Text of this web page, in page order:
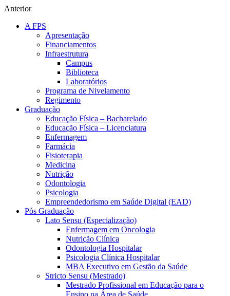
Anterior
A FPS
Apresentação
Financiamentos
Infraestrutura
Campus
Biblioteca
Laboratórios
Programa de Nivelamento
Regimento
Graduação
Educação Física – Bacharelado
Educação Física – Licenciatura
Enfermagem
Farmácia
Fisioterapia
Medicina
Nutrição
Odontologia
Psicologia
Empreendedorismo em Saúde Digital (EAD)
Pós Graduação
Lato Sensu (Especialização)
Enfermagem em Oncologia
Nutrição Clínica
Odontologia Hospitalar
Psicologia Clínica Hospitalar
MBA Executivo em Gestão da Saúde
Stricto Sensu (Mestrado)
Mestrado Profissional em Educação para o
Ensino na Área de Saúde